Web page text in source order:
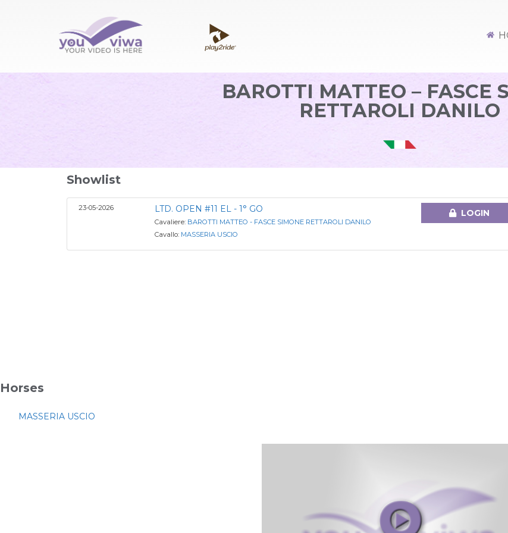
BAROTTI MATTEO – FASCE
RETTAROLI DANILO
Showlist
23-05-2026 LTD. OPEN #11 EL - 1° GO
Cavaliere: BAROTTI MATTEO - FASCE SIMONE RETTAROLI DANILO
Cavallo: MASSERIA USCIO
LOGIN
Horses
MASSERIA USCIO